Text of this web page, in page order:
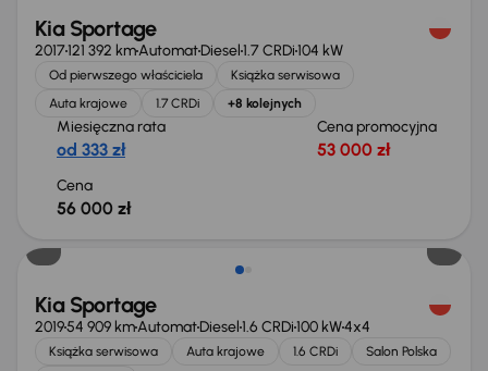
Kia Sportage
2017121 392 kmAutomatDiesel1.7 CRDi104 kW
Od pierwszego właściciela
Książka serwisowa
Auta krajowe
1.7 CRDi +8 kolejnych
Miesięczna rata
od 333 zł
Cena promocyjna
53 000 zł
Cena
56 000 zł
Kia Sportage
201954 909 kmAutomatDiesel1.6 CRDi100 kW4x4
Książka serwisowa Auta krajowe 1.6 CRDi
Salon Polska